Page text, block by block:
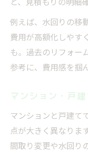
例えば、水回りの移
費用が高額化しやす
も。過去のリフォー
参考に、費用感を掴
マンション・戸
マンションと戸建て
点が大きく異なりま
間取り変更や水回り